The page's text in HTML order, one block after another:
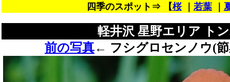
四季のスポット⇒ 【桜｜ 若葉｜
軽井沢 星野エリア ト
前の写真← フシグロセンノウ(